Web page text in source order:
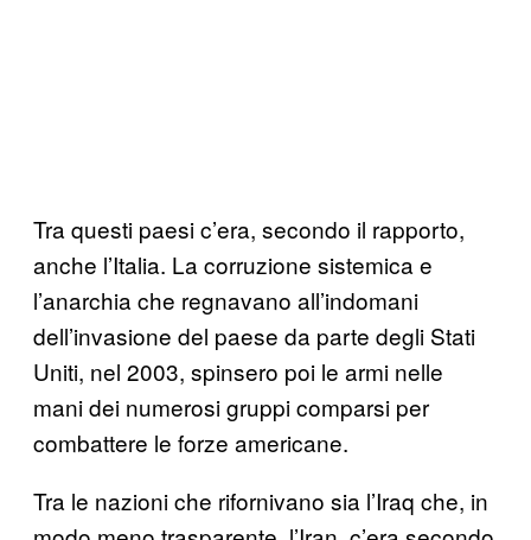
Tra questi paesi c’era, secondo il rapporto,
anche l’Italia. La corruzione sistemica e
l’anarchia che regnavano all’indomani
dell’invasione del paese da parte degli Stati
Uniti, nel 2003, spinsero poi le armi nelle
mani dei numerosi gruppi comparsi per
combattere le forze americane.
Tra le nazioni che rifornivano sia l’Iraq che, in